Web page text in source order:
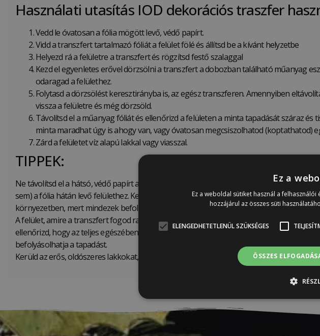
Használati utasítás IOD dekorációs traszfer
Vedd le óvatosan a fólia mögött levő, védő papírt.
Vidd a transzfert tartalmazó fóliát a felület fölé és állítsd be a kívánt helyzetbe
Helyezd rá a felületre a transzfert és rögzítsd festő szalaggal
Kezd el egyenletes erővel dörzsölni a transzfert a dobozban található műanyag
odaragad a felülethez.
Folytasd a dörzsölést keresztirányba is, az egész transzferen. Amennyiben
vissza a felületre és még dörzsöld.
Távolítsd el a műanyag fóliát és ellenőrizd a felületen a minta tapadását száraz
minta maradhat úgy is ahogy van, vagy óvatosan megcsiszolhatod (koptathatod)
Zárd a felületet víz alapú lakkal vagy viasszal.
TIPPEK:
Ne távolítsd el a hátsó, védő papírt amíg nem határoztad meg a minta pontos helyét.
sem) a fólia hátán levő felülethez. Kerüld el, hogy összeragadjon a fólia háta (például
környezetben, mert mindezek befolyásolhatják a tapadását.
A felület, amire a transzfert fogod ragasztani, legyen matt, tiszta, száraz és sima.
ellenőrizd, hogy az teljes egészében ki van száradva. A biztonság kedvéért inkább várj
befolyásolhatja a tapadást.
Kerüld az erős, oldószeres lakkokat, mert azok hátrányosan befolyásolhatják a mintát.
Ez a
Ez a weboldal sütiket használ a
hozzájárul az összes süti
ELENGEDHETETLENÜL SZÜKSÉGES
ÖSSZES